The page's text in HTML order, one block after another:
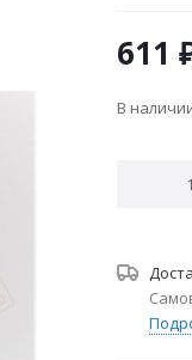
611
В